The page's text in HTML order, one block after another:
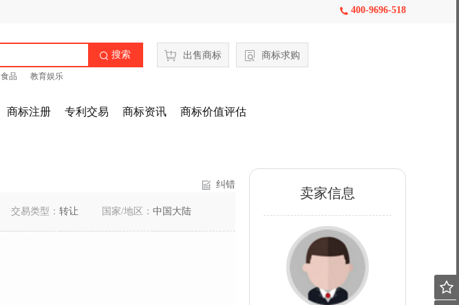
 400-9696-518
 搜索
食品 教育娱乐
出售商标 商标求购
商标注册 专利交易 商标资讯 商标价值评估
纠错
交易类型： 转让 国家/地区： 中国大陆
卖家信息
